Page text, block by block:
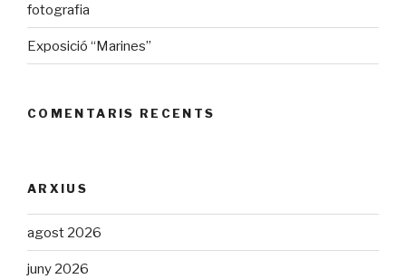
fotografia
Exposició “Marines”
COMENTARIS RECENTS
ARXIUS
agost 2026
juny 2026